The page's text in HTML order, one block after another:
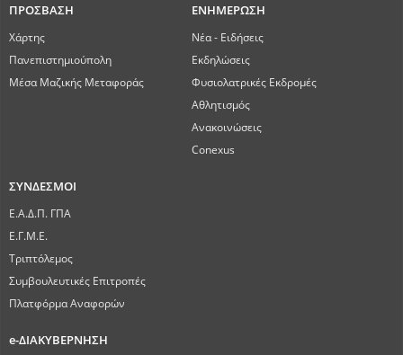
ΠΡΟΣΒΑΣΗ
Χάρτης
Πανεπιστημιούπολη
Μέσα Μαζικής Μεταφοράς
ΕΝΗΜΕΡΩΣΗ
Νέα - Ειδήσεις
Εκδηλώσεις
Φυσιολατρικές Εκδρομές
Αθλητισμός
Ανακοινώσεις
Conexus
ΣΥΝΔΕΣΜΟΙ
Ε.Α.Δ.Π. ΓΠΑ
Ε.Γ.Μ.Ε.
Τριπτόλεμος
Συμβουλευτικές Επιτροπές
Πλατφόρμα Αναφορών
e-ΔΙΑΚΥΒΕΡΝΗΣΗ